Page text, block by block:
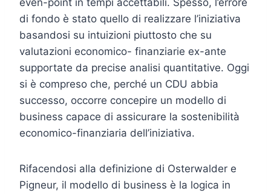
di fondo è stato quello di realizzare l’iniziativa
basandosi su intuizioni piuttosto che su
valutazioni economico- finanziarie ex-ante
supportate da precise analisi quantitative. Oggi
si è compreso che, perché un CDU abbia
successo, occorre concepire un modello di
business capace di assicurare la sostenibilità
economico-finanziaria dell’iniziativa.
Rifacendosi alla definizione di Osterwalder e
Pigneur, il modello di business è la logica in